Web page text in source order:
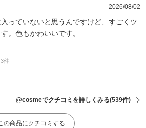
2026/08/02
っていないと思うんですけど、すごくツ
。色もかわいいです。
件
@cosmeでクチコミを詳しくみる(539件)
の商品にクチコミする